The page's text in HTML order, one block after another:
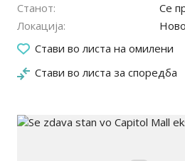
Станот
Се
Локација
Стави во листа на омилени
Стави во листа за споредба
24.05.2026